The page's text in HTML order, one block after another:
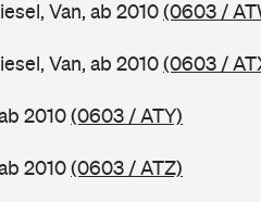
Van, ab 2010(0603 /
Van, ab 2010(0603 /
2010(0603 / ATY)
2010(0603 / ATZ)